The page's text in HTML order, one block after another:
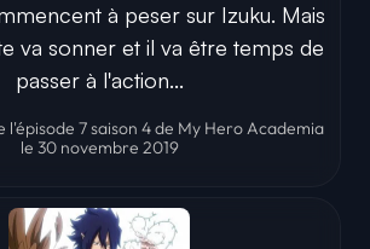
à peser sur Izuku. Mais
va sonner et il va être temps de
passer à l'action...
l'épisode 7 saison 4 de My Hero Academia
le 30 novembre 2019